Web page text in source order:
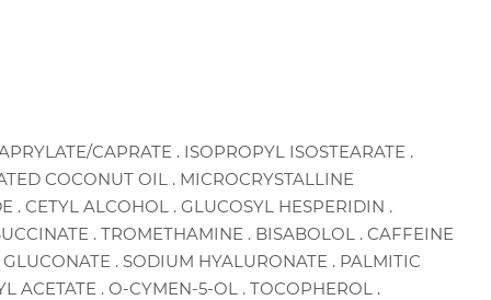
CAPRATE . ISOPROPYL ISOSTEARATE .
COCONUT OIL . MICROCRYSTALLINE
. CETYL ALCOHOL . GLUCOSYL HESPERIDIN .
. TROMETHAMINE . BISABOLOL . CAFFEINE
. SODIUM HYALURONATE . PALMITIC
ACETATE . O-CYMEN-5-OL . TOCOPHEROL .